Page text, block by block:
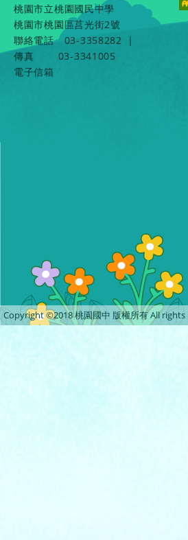
桃園市立桃園國民中學
桃園市桃園區莒光街2號
聯絡電話
03-3358282
|
傳真
03-3341005
電子信箱
Copyright ©2018 桃園國中 版權所有 All rights